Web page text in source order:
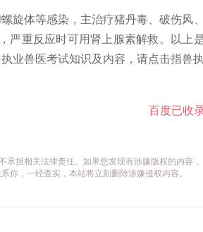
体等感染，主治疗猪丹毒、破伤风、
严重反应时可用肾上腺素解救。以上
业兽医考试知识及内容，请点击指兽
百度已收
担相关法律责任。如果您发现有涉嫌版权的内容，
，一经查实，本站将立刻删除涉嫌侵权内容。